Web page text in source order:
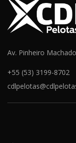
Av. Pinheiro
+55 (53) 3199-8702